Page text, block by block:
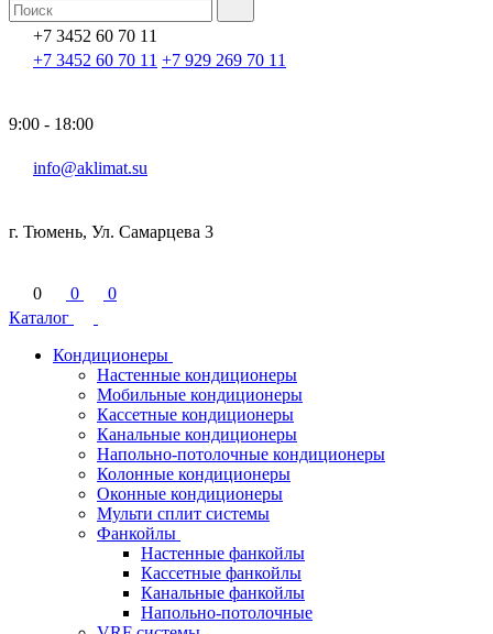
+7 3452 60 70 11
+7 3452 60 70 11 +7 929 269 70 11
9:00 - 18:00
info@aklimat.su
г. Тюмень, Ул. Самарцева 3
0 0
0
Каталог
Кондиционеры
Настенные кондиционеры
Мобильные кондиционеры
Кассетные кондиционеры
Канальные кондиционеры
Напольно-потолочные кондиционеры
Колонные кондиционеры
Оконные кондиционеры
Мульти сплит системы
Фанкойлы
Настенные фанкойлы
Кассетные фанкойлы
Канальные фанкойлы
Напольно-потолочные